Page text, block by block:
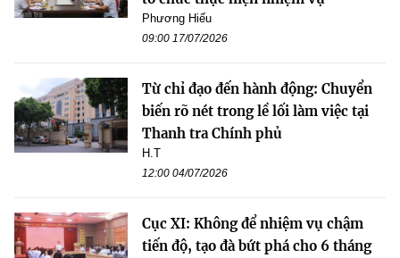
Phương Hiếu
09:00 17/07/2026
Từ chỉ đạo đến hành động: Chuyển
biến rõ nét trong lề lối làm việc tại
Thanh tra Chính phủ
H.T
12:00 04/07/2026
Cục XI: Không để nhiệm vụ chậm
tiến độ, tạo đà bứt phá cho 6 tháng